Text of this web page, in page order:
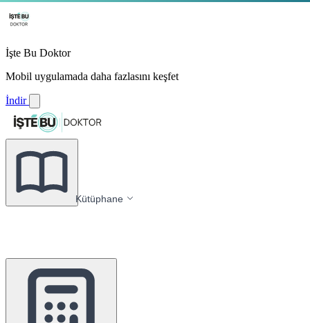
İşte Bu Doktor
Mobil uygulamada daha fazlasını keşfet
İndir
Kütüphane